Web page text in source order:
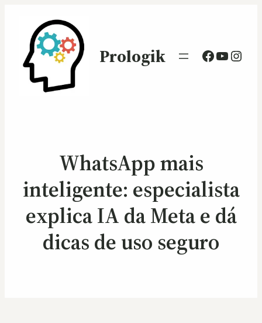
Prologik Facebook
WhatsApp mais
inteligente: especialista
explica IA da Meta e dá
dicas de uso seguro